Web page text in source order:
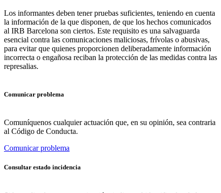
Los informantes deben tener pruebas suficientes, teniendo en cuenta
la información de la que disponen, de que los hechos comunicados
al IRB Barcelona son ciertos. Este requisito es una salvaguarda
esencial contra las comunicaciones maliciosas, frívolas o abusivas,
para evitar que quienes proporcionen deliberadamente información
incorrecta o engañosa reciban la protección de las medidas contra las
represalias.
Comunicar problema
Comuníquenos cualquier actuación que, en su opinión, sea contraria
al Código de Conducta.
Comunicar problema
Consultar estado incidencia